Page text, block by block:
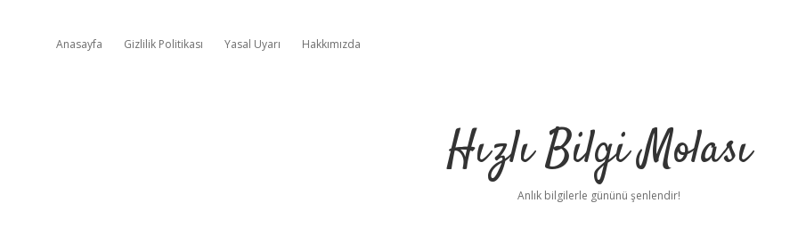
Anasayfa Gizlilik Politikası Yasal Uyarı Hakkımızda
Hızlı Bilgi Molası
Anlık bilgilerle gününü şenlendir!